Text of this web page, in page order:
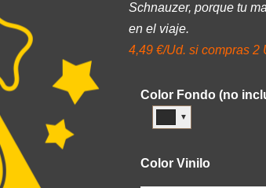
Schnauzer, porque tu
en el viaje.
4,49 €/Ud. si compras 2
Color Fondo (no
▼
Color Vinilo